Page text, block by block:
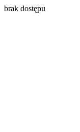
brak dostępu